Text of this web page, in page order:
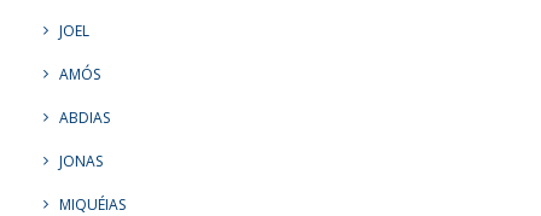
JOEL
AMÓS
ABDIAS
JONAS
MIQUÉIAS